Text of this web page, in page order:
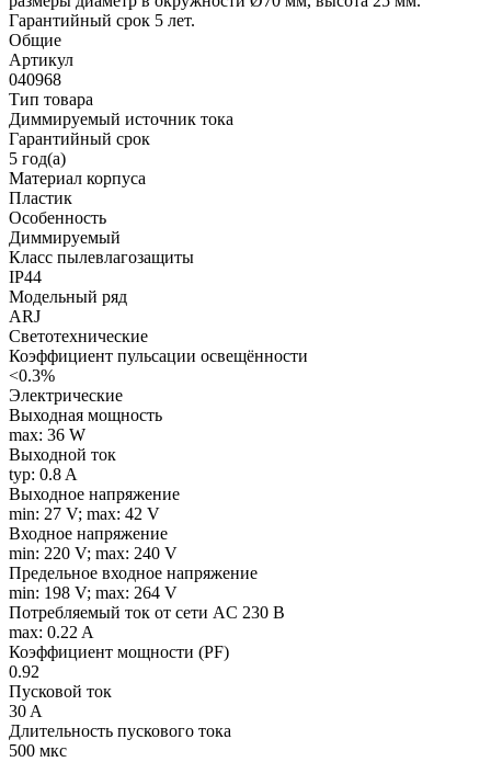
Гарантийный срок 5 лет.
Общие
Артикул
040968
Тип товара
Диммируемый источник тока
Гарантийный срок
5 год(а)
Материал корпуса
Пластик
Особенность
Диммируемый
Класс пылевлагозащиты
IP44
Модельный ряд
ARJ
Светотехнические
Коэффициент пульсации освещённости
<0.3%
Электрические
Выходная мощность
max: 36 W
Выходной ток
typ: 0.8 A
Выходное напряжение
min: 27 V; max: 42 V
Входное напряжение
min: 220 V; max: 240 V
Предельное входное напряжение
min: 198 V; max: 264 V
Потребляемый ток от сети AC 230 В
max: 0.22 A
Коэффициент мощности (PF)
0.92
Пусковой ток
30 A
Длительность пускового тока
500 мкс